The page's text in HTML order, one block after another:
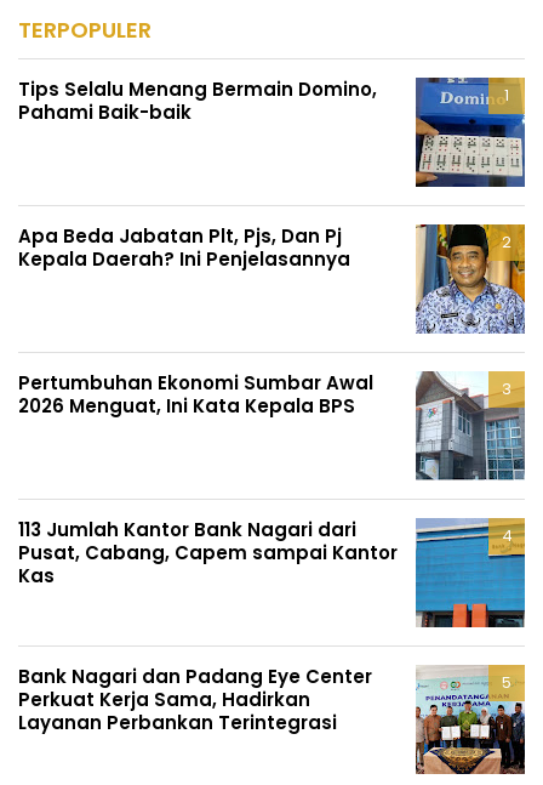
TERPOPULER
Tips Selalu Menang Bermain Domino,
Pahami Baik-baik
Apa Beda Jabatan Plt, Pjs, Dan Pj
Kepala Daerah? Ini Penjelasannya
Pertumbuhan Ekonomi Sumbar Awal
2026 Menguat, Ini Kata Kepala BPS
113 Jumlah Kantor Bank Nagari dari
Pusat, Cabang, Capem sampai Kantor
Kas
Bank Nagari dan Padang Eye Center
Perkuat Kerja Sama, Hadirkan
Layanan Perbankan Terintegrasi